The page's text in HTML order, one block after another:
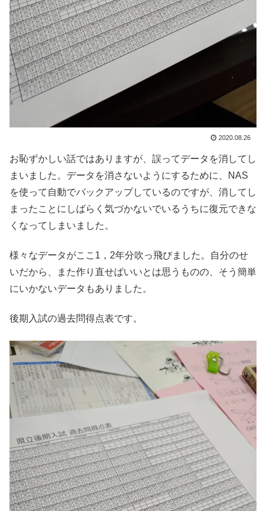
2020.08.26
お恥ずかしい話ではありますが、誤ってデータを消してし
まいました。データを消さないようにするために、NAS
を使って自動でバックアップしているのですが、消してし
まったことにしばらく気づかないでいるうちに復元できな
くなってしまいました。
様々なデータがここ1，2年分吹っ飛びました。自分のせ
いだから、また作り直せばいいとは思うものの、そう簡単
にいかないデータもありました。
後期入試の過去問得点表です。